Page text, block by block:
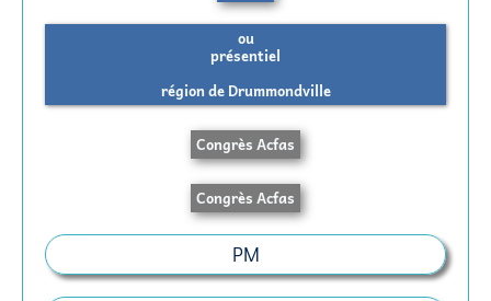
ou
présentiel
région de Drummondville
Congrès Acfas
Congrès Acfas
PM